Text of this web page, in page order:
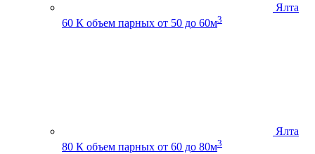
Ялта
60 К объем парных от 50 до 60м3
Ялта
80 К объем парных от 60 до 80м3